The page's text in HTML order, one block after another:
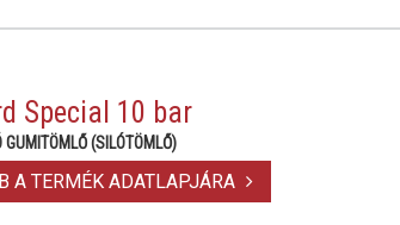
Special 10 bar
GUMITÖMLŐ (SILÓTÖMLŐ)
A TERMÉK ADATLAPJÁRA